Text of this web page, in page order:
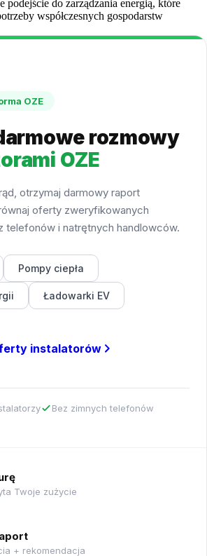
podejście do zarządzania energią, które
współczesnych gospodarstw
OZE
rozmowy
OZE
otrzymaj darmowy raport
oferty zweryfikowanych
i natrętnych handlowców.
Pompy ciepła
Ładowarki EV
instalatorów
Bez zimnych telefonów
Twoje zużycie
+ rekomendacja